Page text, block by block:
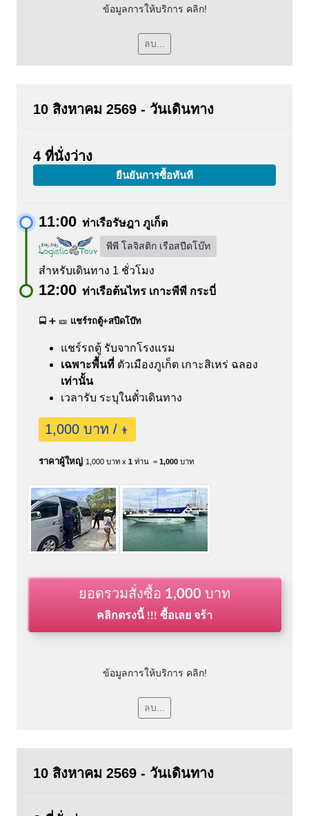
ข้อมูลการให้บริการ คลิก!
ลบ...
10 สิงหาคม 2569 - วันเดินทาง
4 ที่นั่งว่าง
ยืนยันการซื้อทันที
11:00 ท่าเรือรัษฎา ภูเก็ต
พีพี โลจิสติก เรือสปีดโบ๊ท
สำหรับเดินทาง 1 ชั่วโมง
12:00 ท่าเรือต้นไทร เกาะพีพี กระบี่
🚍 ➕ 🎫 แชร์รถตู้+สปีดโบ๊ท
แชร์รถตู้ รับจากโรงแรม
เฉพาะพื้นที่ ตัวเมืองภูเก็ต เกาะสิเหร่ ฉลอง
เท่านั้น
เวลารับ ระบุในตั๋วเดินทาง
1,000 บาท / 👨
ราคาผู้ใหญ่ 1,000 บาท x 1 ท่าน = 1,000 บาท
ยอดรวมสั่งซื้อ 1,000 บาท
คลิกตรงนี้ !!! ซื้อเลย จร้า
ข้อมูลการให้บริการ คลิก!
ลบ...
10 สิงหาคม 2569 - วันเดินทาง